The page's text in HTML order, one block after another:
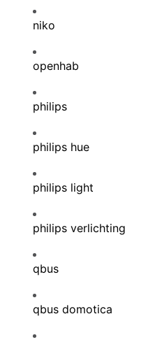
niko
openhab
philips
philips hue
philips light
philips verlichting
qbus
qbus domotica